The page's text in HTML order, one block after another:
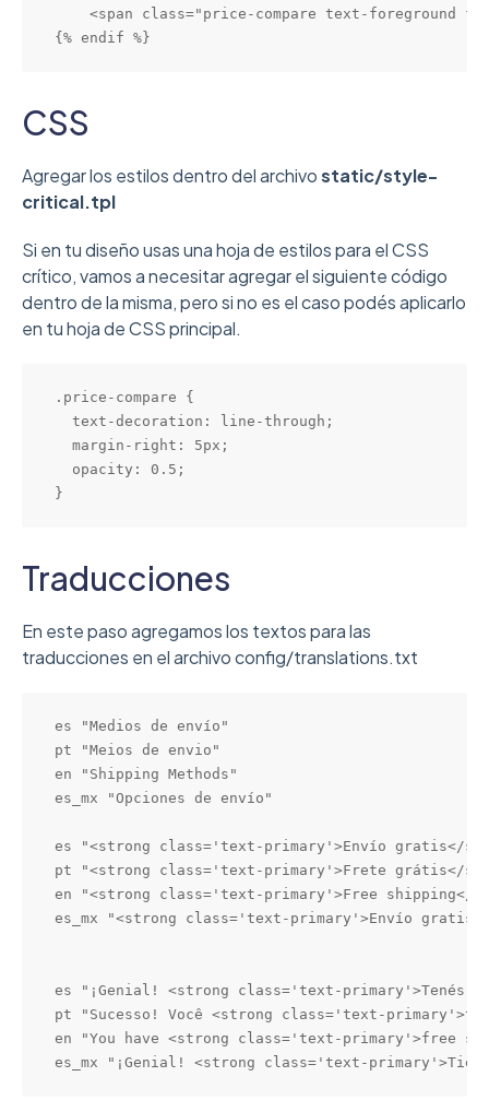
<span class="price-compare text-foreground
{% endif %}
CSS
Agregar los estilos dentro del archivostatic/style-
critical.tpl
Si en tu diseño usas una hoja de estilos para el CSS
crítico, vamos a necesitar agregar el siguiente código
dentro de la misma, pero si no es el caso podés aplicarlo
en tu hoja de CSS principal.
.price-compare {
  text-decoration: line-through;
  margin-right: 5px;
  opacity: 0.5;
}
Traducciones
En este paso agregamos los textos para las
traducciones en el archivo config/translations.txt
es "Medios de envío"
pt "Meios de envio"
en "Shipping Methods"
es_mx "Opciones de envío"
es "<strong class='text-primary'>Envío gratis</
pt "<strong class='text-primary'>Frete grátis</
en "<strong class='text-primary'>Free shipping</
es_mx "<strong class='text-primary'>Envío
es "¡Genial! <strong class='text-primary'>Tenés
pt "Sucesso! Você <strong class='text-
en "You have <strong class='text-primary'>free
es_mx "¡Genial! <strong class='text-